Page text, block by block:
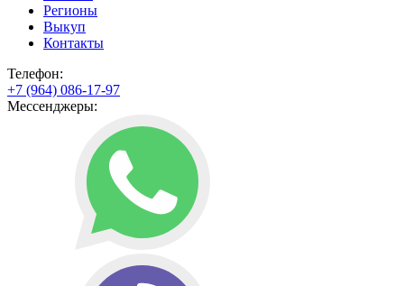
Регионы
Выкуп
Контакты
Телефон:
+7 (964) 086-17-97
Мессенджеры: